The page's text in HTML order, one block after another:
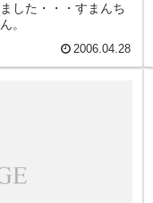
した・・・すまんち
。
2006.04.28